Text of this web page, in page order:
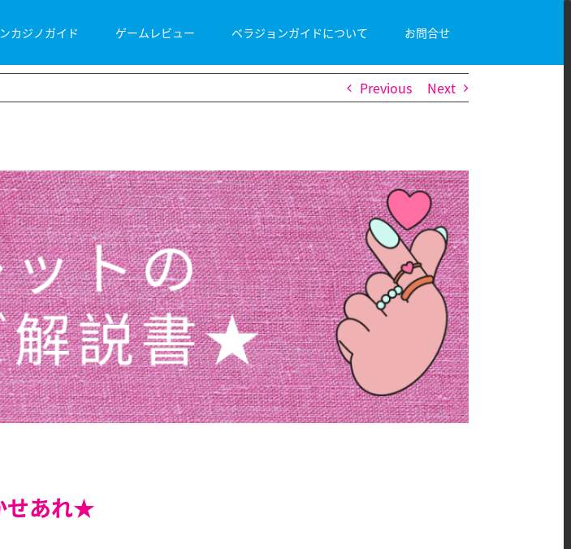
カジノガイド ゲームレビュー ベラジョンガイドについて お問合せ
Previous Next
せあれ★